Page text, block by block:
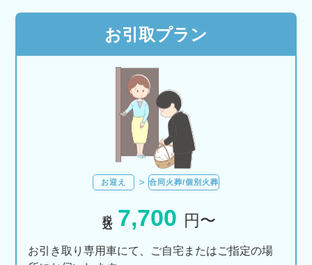
お引取プラン
お迎え 合同火葬/個別火葬
7,700 円〜
お引き取り専用車にて、ご自宅またはご指定の場